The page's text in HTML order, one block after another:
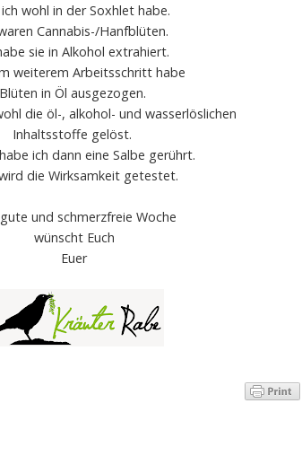
wohl in der Soxhlet habe.
Cannabis-/Hanfblüten.
sie in Alkohol extrahiert.
weiterem Arbeitsschritt habe
in Öl ausgezogen.
die öl-, alkohol- und wasserlöslichen
Inhaltsstoffe gelöst.
ich dann eine Salbe gerührt.
die Wirksamkeit getestet.
und schmerzfreie Woche
wünscht Euch
Euer